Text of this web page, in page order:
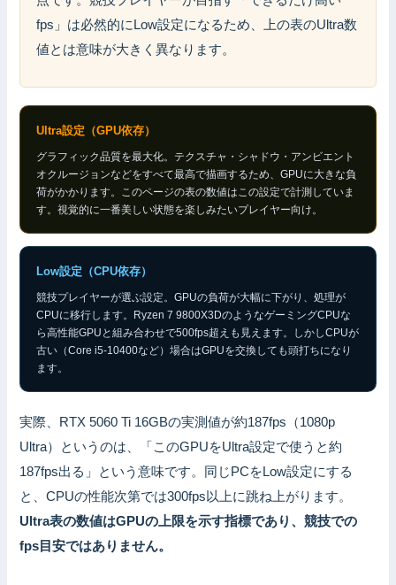
fps」は必然的にLow設定になるため、上の表のUltra数
値とは意味が大きく異なります。
Ultra設定（GPU依存）
グラフィック品質を最大化。テクスチャ・シャドウ・アンビエント
オクルージョンなどをすべて最高で描画するため、GPUに大きな負
荷がかかります。このページの表の数値はこの設定で計測していま
す。視覚的に一番美しい状態を楽しみたいプレイヤー向け。
Low設定（CPU依存）
競技プレイヤーが選ぶ設定。GPUの負荷が大幅に下がり、処理が
CPUに移行します。Ryzen 7 9800X3DのようなゲーミングCPUな
ら高性能GPUと組み合わせで500fps超えも見えます。しかしCPUが
古い（Core i5-10400など）場合はGPUを交換しても頭打ちになり
ます。
実際、RTX 5060 Ti 16GBの実測値が約187fps（1080p
Ultra）というのは、「このGPUをUltra設定で使うと約
187fps出る」という意味です。同じPCをLow設定にする
と、CPUの性能次第では300fps以上に跳ね上がります。
Ultra表の数値はGPUの上限を示す指標であり、競技での
fps目安ではありません。